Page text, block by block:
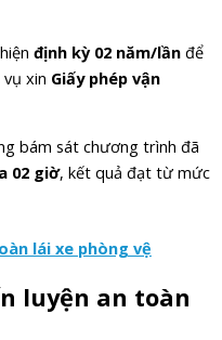
định kỳ 02 năm/lần để
xin Giấy phép vận
bám sát chương trình đã
02 giờ, kết quả đạt từ mức
lái xe phòng vệ
luyện an toàn